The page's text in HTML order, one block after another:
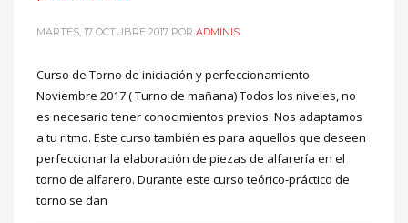
MARTES, 17 OCTUBRE 2017 POR ADMINIS
Curso de Torno de iniciación y perfeccionamiento
Noviembre 2017 ( Turno de mañana) Todos los niveles, no
es necesario tener conocimientos previos. Nos adaptamos
a tu ritmo. Este curso también es para aquellos que deseen
perfeccionar la elaboración de piezas de alfarería en el
torno de alfarero. Durante este curso teórico-práctico de
torno se dan